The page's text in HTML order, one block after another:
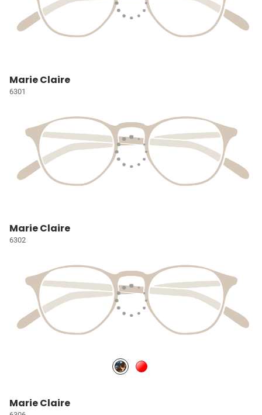
Marie Claire
6301
Marie Claire
6302
Marie Claire